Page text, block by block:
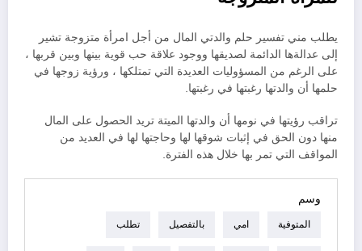
يطلب مني تفسير حلم والدتي المال من أجل امرأة متزوجة تشير
إلى عدالةها الدائمة لصديقها ووجود علاقة حب قوية بينها وبين قربها ،
على الرغم من المسؤوليات العديدة التي تمتلكها ، ورؤية زوجها في
حلمها أن والدتها رغبتها في رغبتها.
تراقب رؤيتها في نومها أن والدتها الميتة تريد الحصول على المال
منها دون الحق في إثبات شوقها لها وحاجتها لها في العديد من
المواقف التي تمر بها خلال هذه الفترة.
وسم
المتوفية امي بالتفصيل تطلب